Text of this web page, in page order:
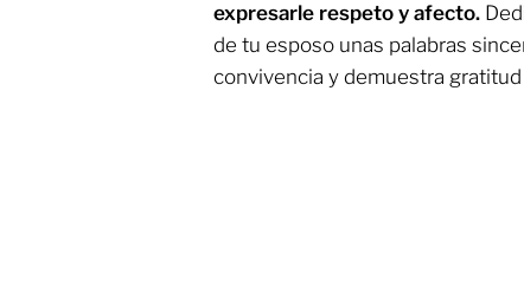
expresarle respeto y afecto.
de tu esposo unas palabras
convivencia y demuestra